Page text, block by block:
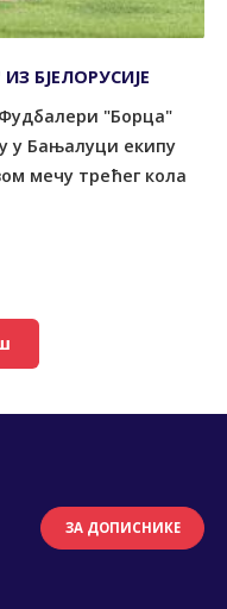
БЈЕЛОРУСИЈЕ
"Борца"
у Бањалуци екипу
мечу трећег кола
ЗА ДОПИСНИКЕ